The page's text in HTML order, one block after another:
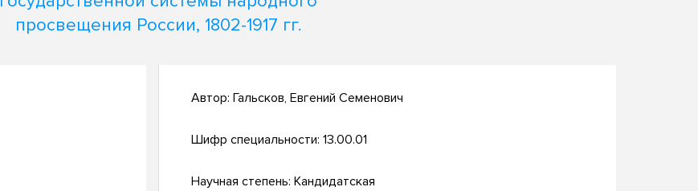
просвещения России, 1802-1917 гг.
Автор: Гальсков, Евгений Семенович
Шифр специальности: 13.00.01
Научная степень: Кандидатская